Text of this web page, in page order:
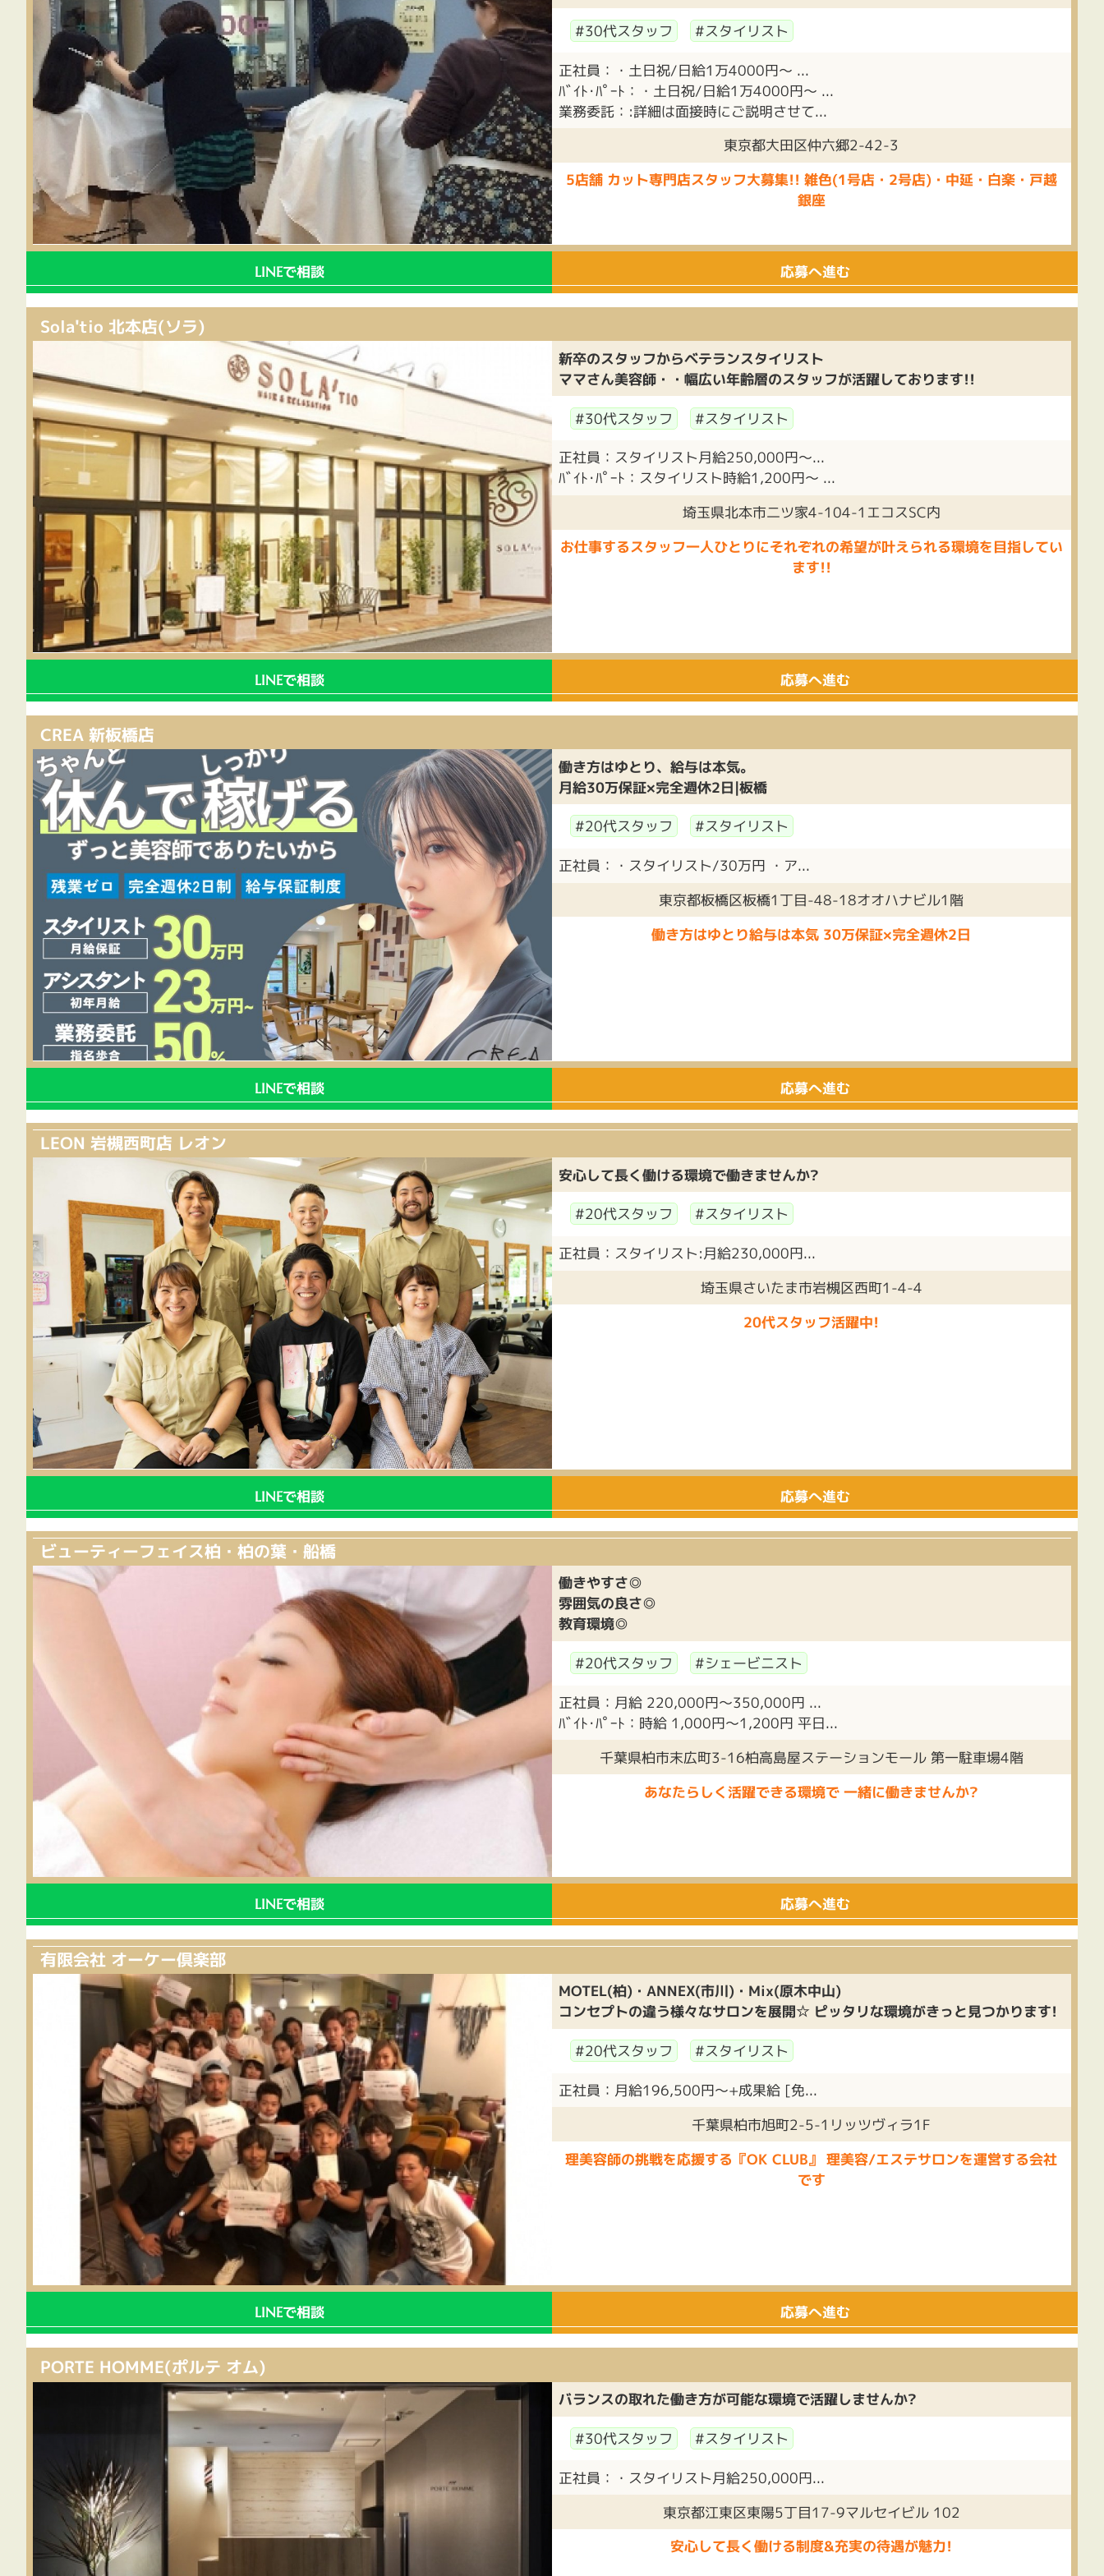
#30代スタッフ #スタイリスト
正社員：・土日祝/日給1万4000円～ ...
ﾊﾞｲﾄ･ﾊﾟｰﾄ：・土日祝/日給1万4000円～ ...
業務委託：:詳細は面接時にご説明させて...
東京都大田区仲六郷2-42-3
5店舗 カット専門店スタッフ大募集!! 雑色(1号店・2号店)・中延・白楽・戸越
銀座
LINEで相談 応募へ進む
Sola'tio 北本店(ソラ)
新卒のスタッフからベテランスタイリスト
ママさん美容師・・幅広い年齢層のスタッフが活躍しております!!
#30代スタッフ #スタイリスト
正社員：スタイリスト月給250,000円～...
ﾊﾞｲﾄ･ﾊﾟｰﾄ：スタイリスト時給1,200円～ ...
埼玉県北本市二ツ家4-104-1エコスSC内
お仕事するスタッフ一人ひとりにそれぞれの希望が叶えられる環境を目指してい
ます!!
LINEで相談 応募へ進む
CREA 新板橋店
働き方はゆとり、給与は本気。
月給30万保証×完全週休2日|板橋
#20代スタッフ #スタイリスト
正社員：・スタイリスト/30万円 ・ア...
東京都板橋区板橋1丁目-48-18オオハナビル1階
働き方はゆとり給与は本気 30万保証×完全週休2日
LINEで相談 応募へ進む
LEON 岩槻西町店 レオン
安心して長く働ける環境で働きませんか?
#20代スタッフ #スタイリスト
正社員：スタイリスト:月給230,000円...
埼玉県さいたま市岩槻区西町1-4-4
20代スタッフ活躍中!
LINEで相談 応募へ進む
ビューティーフェイス柏・柏の葉・船橋
働きやすさ◎
雰囲気の良さ◎
教育環境◎
#20代スタッフ #シェービニスト
正社員：月給 220,000円〜350,000円 ...
ﾊﾞｲﾄ･ﾊﾟｰﾄ：時給 1,000円〜1,200円 平日...
千葉県柏市末広町3-16柏高島屋ステーションモール 第一駐車場4階
あなたらしく活躍できる環境で 一緒に働きませんか?
LINEで相談 応募へ進む
有限会社 オーケー倶楽部
MOTEL(柏)・ANNEX(市川)・Mix(原木中山)
コンセプトの違う様々なサロンを展開☆ ピッタリな環境がきっと見つかります!
#20代スタッフ #スタイリスト
正社員：月給196,500円～+成果給 [免...
千葉県柏市旭町2-5-1リッツヴィラ1F
理美容師の挑戦を応援する『OK CLUB』 理美容/エステサロンを運営する会社
です
LINEで相談 応募へ進む
PORTE HOMME(ポルテ オム)
バランスの取れた働き方が可能な環境で活躍しませんか?
#30代スタッフ #スタイリスト
正社員：・スタイリスト月給250,000円...
東京都江東区東陽5丁目17-9マルセイビル 102
安心して長く働ける制度&充実の待遇が魅力!